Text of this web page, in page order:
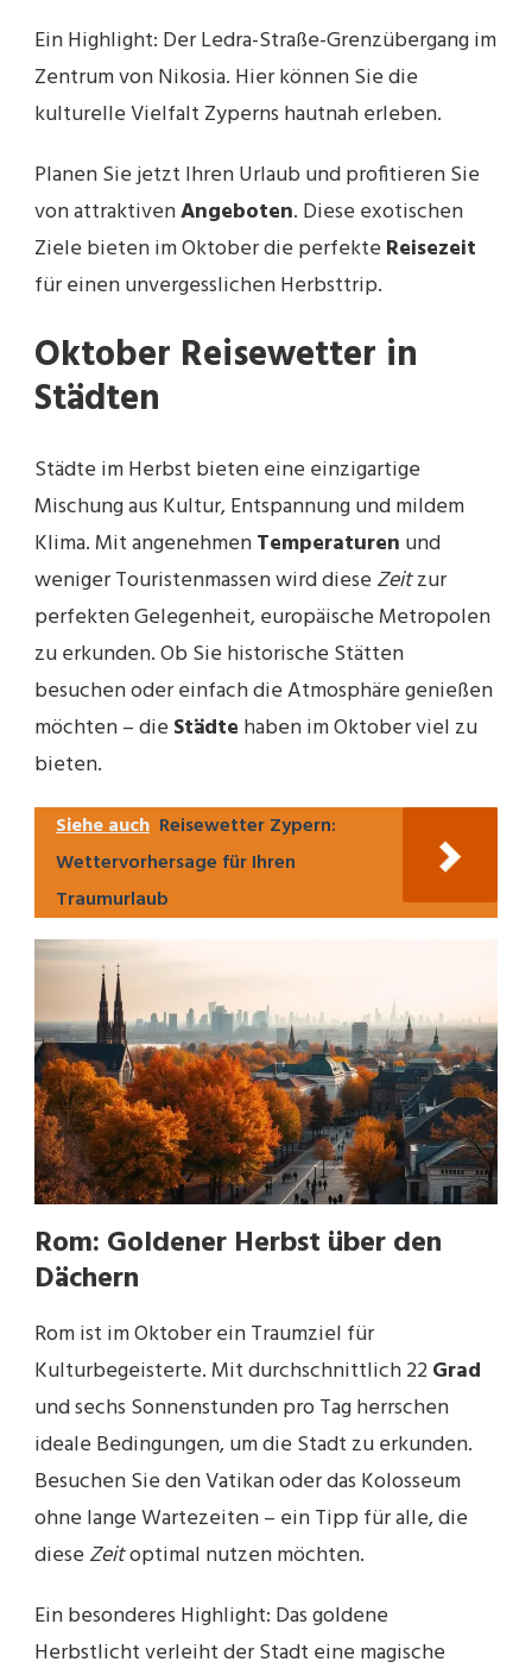
Ein Highlight: Der Ledra-Straße-Grenzübergang im
Zentrum von Nikosia. Hier können Sie die
kulturelle Vielfalt Zyperns hautnah erleben.
Planen Sie jetzt Ihren Urlaub und profitieren Sie
von attraktivenAngeboten. Diese exotischen
Ziele bieten im Oktober die perfekte Reisezeit
für einen unvergesslichen Herbsttrip.
Oktober Reisewetter in
Städten
Städte im Herbst bieten eine einzigartige
Mischung aus Kultur, Entspannung und mildem
Klima. Mit angenehmenTemperaturen und
weniger Touristenmassen wird diese Zeitzur
perfekten Gelegenheit, europäische Metropolen
zu erkunden. Ob Sie historische Stätten
besuchen oder einfach die Atmosphäre genießen
möchten – die Städte haben im Oktober viel zu
bieten.
Siehe auch Reisewetter Zypern:
Wettervorhersage für Ihren
Traumurlaub
Rom: Goldener Herbst über den
Dächern
Rom ist im Oktober ein Traumziel für
Kulturbegeisterte. Mit durchschnittlich 22Grad
und sechs Sonnenstunden pro Tag herrschen
ideale Bedingungen, um die Stadt zu erkunden.
Besuchen Sie den Vatikan oder das Kolosseum
ohne lange Wartezeiten – ein Tipp für alle, die
diese Zeitoptimal nutzen möchten.
Ein besonderes Highlight: Das goldene
Herbstlicht verleiht der Stadt eine magische